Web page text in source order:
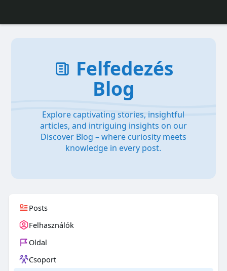
Felfedezés
Blog
Explore captivating stories, insightful
articles, and intriguing insights on our
Discover Blog – where curiosity meets
knowledge in every post.
Posts
Felhasználók
Oldal
Csoport